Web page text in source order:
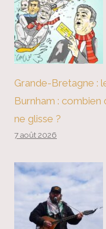
Grande-Bretagne :
Burnham : combien
ne glisse ?
7 août 2026